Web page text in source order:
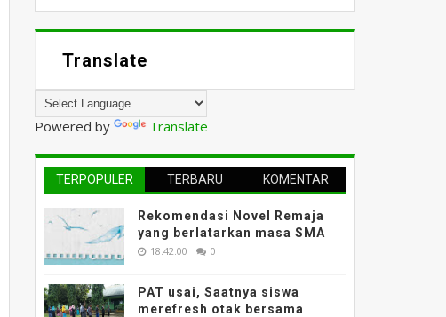
Translate
Powered by Translate
TERPOPULER TERBARU KOMENTAR
Rekomendasi Novel Remaja
yang berlatarkan masa SMA
18.42.00 0
PAT usai, Saatnya siswa
merefresh otak bersama